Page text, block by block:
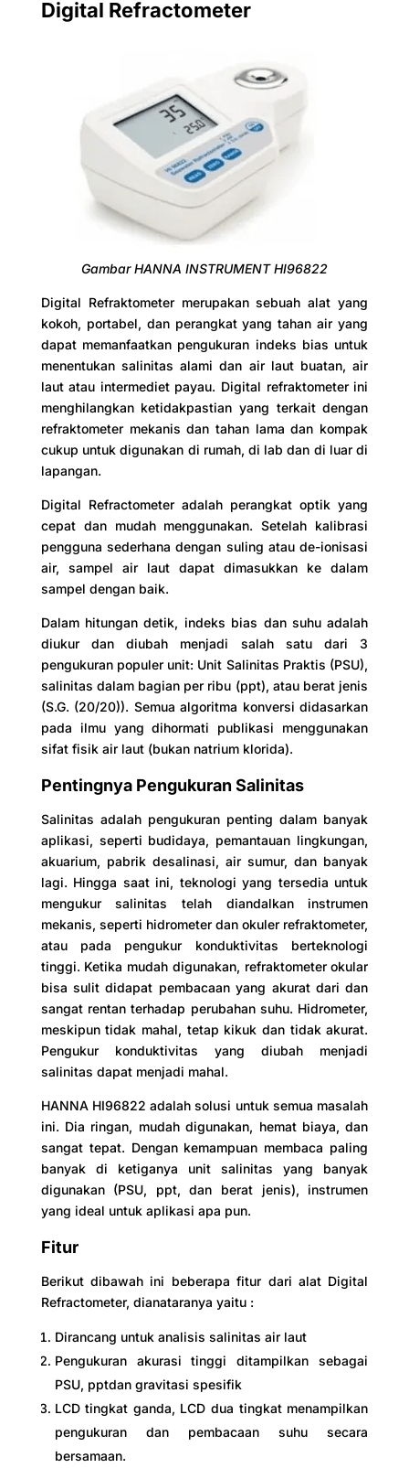
Digital Refractometer
Gambar HANNA INSTRUMENT HI96822
Digital Refraktometer merupakan sebuah alat yang
kokoh, portabel, dan perangkat yang tahan air yang
dapat memanfaatkan pengukuran indeks bias untuk
menentukan salinitas alami dan air laut buatan, air
laut atau intermediet payau. Digital refraktometer ini
menghilangkan ketidakpastian yang terkait dengan
refraktometer mekanis dan tahan lama dan kompak
cukup untuk digunakan di rumah, di lab dan di luar di
lapangan.
Digital Refractometer adalah perangkat optik yang
cepat dan mudah menggunakan. Setelah kalibrasi
pengguna sederhana dengan suling atau de-ionisasi
air, sampel air laut dapat dimasukkan ke dalam
sampel dengan baik.
Dalam hitungan detik, indeks bias dan suhu adalah
diukur dan diubah menjadi salah satu dari 3
pengukuran populer unit: Unit Salinitas Praktis (PSU),
salinitas dalam bagian per ribu (ppt), atau berat jenis
(S.G. (20/20)). Semua algoritma konversi didasarkan
pada ilmu yang dihormati publikasi menggunakan
sifat fisik air laut (bukan natrium klorida).
Pentingnya Pengukuran Salinitas
Salinitas adalah pengukuran penting dalam banyak
aplikasi, seperti budidaya, pemantauan lingkungan,
akuarium, pabrik desalinasi, air sumur, dan banyak
lagi. Hingga saat ini, teknologi yang tersedia untuk
mengukur salinitas telah diandalkan instrumen
mekanis, seperti hidrometer dan okuler refraktometer,
atau pada pengukur konduktivitas berteknologi
tinggi. Ketika mudah digunakan, refraktometer okular
bisa sulit didapat pembacaan yang akurat dari dan
sangat rentan terhadap perubahan suhu. Hidrometer,
meskipun tidak mahal, tetap kikuk dan tidak akurat.
Pengukur konduktivitas yang diubah menjadi
salinitas dapat menjadi mahal.
HANNA HI96822 adalah solusi untuk semua masalah
ini. Dia ringan, mudah digunakan, hemat biaya, dan
sangat tepat. Dengan kemampuan membaca paling
banyak di ketiganya unit salinitas yang banyak
digunakan (PSU, ppt, dan berat jenis), instrumen
yang ideal untuk aplikasi apa pun.
Fitur
Berikut dibawah ini beberapa fitur dari alat Digital
Refractometer, dianataranya yaitu :
Dirancang untuk analisis salinitas air laut
Pengukuran akurasi tinggi ditampilkan sebagai
PSU, pptdan gravitasi spesifik
LCD tingkat ganda, LCD dua tingkat menampilkan
pengukuran dan pembacaan suhu secara
bersamaan.